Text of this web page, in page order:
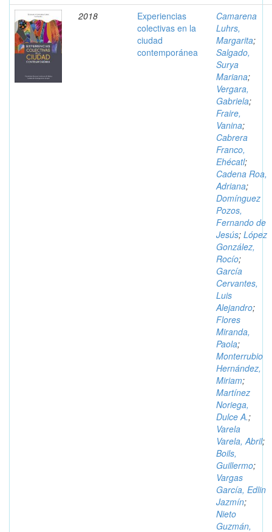
2018
Experiencias
colectivas en la
ciudad
contemporánea
Camarena
Luhrs,
Margarita;
Salgado,
Surya
Mariana;
Vergara,
Gabriela;
Fraire,
Vanina;
Cabrera
Franco,
Ehécatl;
Cadena Roa,
Adriana;
Domínguez
Pozos,
Fernando de
Jesús; López
González,
Rocío;
García
Cervantes,
Luis
Alejandro;
Flores
Miranda,
Paola;
Monterrubio
Hernández,
Miriam;
Martínez
Noriega,
Dulce A.;
Varela
Varela, Abril;
Boils,
Guillermo;
Vargas
García, Edlin
Jazmín;
Nieto
Guzmán,